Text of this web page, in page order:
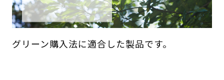
グリーン購入法に適合した製品です。